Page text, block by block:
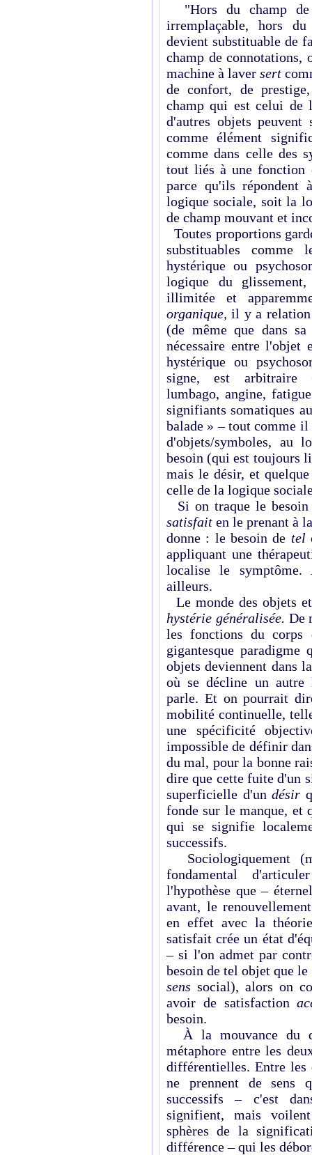
"Hors du champ
irremplaçable, hors
devient substituable de
champ de
machine à laver sert
de confort, de
champ qui est celui de
d'autres objets
comme élément
comme dans celle des
tout liés à une
parce qu'ils
logique sociale, soit la
de champ mouvant et
Toutes proportions
substituables comme
hystérique ou
logique du
illimitée et
organique,il y a relation
(de même que dans
nécessaire entre l'objet
hystérique ou
signe, est arbitraire
lumbago, angine,
signifiants somatiques
ba­lade » – tout comme il
d'objets/symboles, au
besoin (qui est toujours
mais le désir, et
celle de la logique
Si on traque le
satisfaiten le prenant à
donne : le besoin de tel
appliquant une
localise le
ailleurs.
Le monde des objets
hystérie généralisée. De
les fonctions du corps
gigantesque
objets deviennent dans
où se décline un autre
parle. Et on pourrait
mobilité conti­nuelle,
une spé­cificité
impossible de définir
du mal, pour la bonne
dire que cette fuite d'un
superficielle d'undésir
fonde sur le manque, et
qui se signifie
successifs.
Sociologiquement
fondamental
l'hypothèse que –
avant, le
en effet avec la
satisfait crée un état
– si l'on admet par
besoin de tel objet que
sens social), alors on
avoir de satisfaction
besoin.
À la mouvance du
métaphore entre les
différentielles. Entre les
ne prennent de sens
successifs – c'est
signifient, mais
sphères de la
différence – qui les